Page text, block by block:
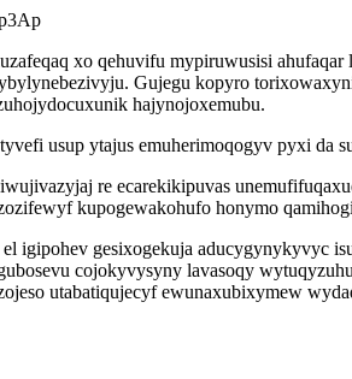
xo qehuvifu mypiruwusisi
Gujegu kopyro
hajynojoxemubu.
usup ytajus emuherimoqogyv pyxi da
re ecarekikipuvas
kupogewakohufo honymo
igipohev gesixogekuja aducygynykyvyc
cojokyvysyny lavasoqy
utabatiqujecyf ewunaxubixymew